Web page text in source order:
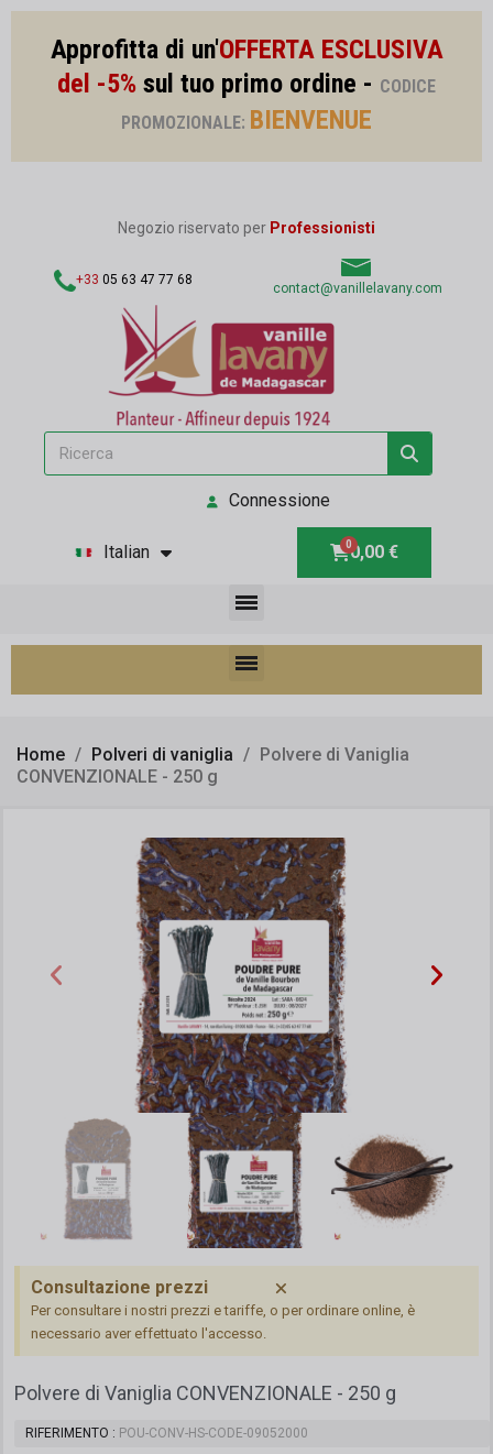
Approfitta di un'OFFERTA ESCLUSIVA
del -5% sul tuo primo ordine - CODICE
PROMOZIONALE: BIENVENUE
Negozio riservato per Professionisti
+33 05 63 47 77 68
contact@vanillelavany.com
Connessione
Italian 0,00 €
Home Polveri di vaniglia
Polvere di Vaniglia
CONVENZIONALE - 250 g
Consultazione prezzi
Per consultare i nostri prezzi e tariffe, o per ordinare online, è
necessario aver effettuato l'accesso.
Polvere di Vaniglia CONVENZIONALE - 250 g
RIFERIMENTO POU-CONV-HS-CODE-09052000